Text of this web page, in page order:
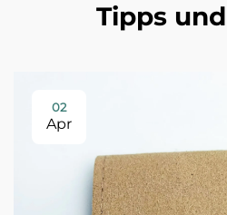
Tipps
02
Apr